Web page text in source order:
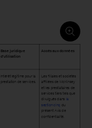
Base juridique
d’utilisation
Accès aux données
Intérêt légitime pour la
prestation de services.
Les filiales et sociétés
affiliées de McKinsey
et les prestataires de
services tiers tels que
divulgués dans
la
section cinq du
présent Avis de
confidentialité.